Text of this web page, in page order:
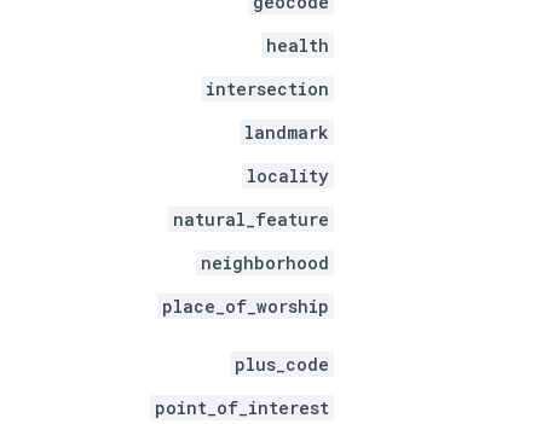
health
intersection
landmark
locality
natural_feature
neighborhood
place_of_worship
plus_code
point_of_interest